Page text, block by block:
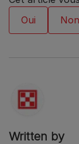
Written by